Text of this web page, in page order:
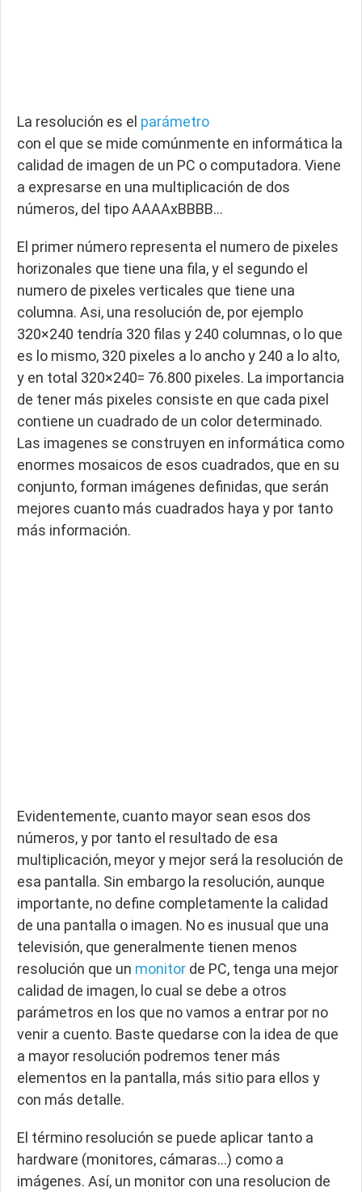
La resolución es el parámetro
con el que se mide comúnmente en informática la
calidad de imagen de un PC o computadora. Viene
a expresarse en una multiplicación de dos
números, del tipo AAAAxBBBB…
El primer número representa el numero de pixeles
horizonales que tiene una fila, y el segundo el
numero de pixeles verticales que tiene una
columna. Asi, una resolución de, por ejemplo
320×240 tendría 320 filas y 240 columnas, o lo que
es lo mismo, 320 pixeles a lo ancho y 240 a lo alto,
y en total 320×240= 76.800 pixeles. La importancia
de tener más pixeles consiste en que cada pixel
contiene un cuadrado de un color determinado.
Las imagenes se construyen en informática como
enormes mosaicos de esos cuadrados, que en su
conjunto, forman imágenes definidas, que serán
mejores cuanto más cuadrados haya y por tanto
más información.
Evidentemente, cuanto mayor sean esos dos
números, y por tanto el resultado de esa
multiplicación, meyor y mejor será la resolución de
esa pantalla. Sin embargo la resolución, aunque
importante, no define completamente la calidad
de una pantalla o imagen. No es inusual que una
televisión, que generalmente tienen menos
resolución que un monitor de PC, tenga una mejor
calidad de imagen, lo cual se debe a otros
parámetros en los que no vamos a entrar por no
venir a cuento. Baste quedarse con la idea de que
a mayor resolución podremos tener más
elementos en la pantalla, más sitio para ellos y
con más detalle.
El término resolución se puede aplicar tanto a
hardware (monitores, cámaras…) como a
imágenes. Así, un monitor con una resolucion de